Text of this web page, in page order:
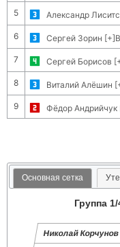
5 Александр
6 Сергей Зорин
7 Сергей Борисов
8 Виталий Алёшин
9 Фёдор Андрийчук
Основная сетка
Группа 1/
Николай